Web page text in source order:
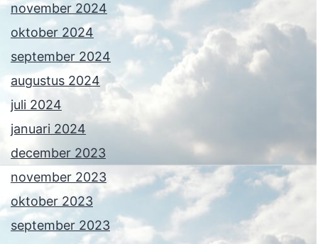
november 2024
oktober 2024
september 2024
augustus 2024
juli 2024
januari 2024
december 2023
november 2023
oktober 2023
september 2023